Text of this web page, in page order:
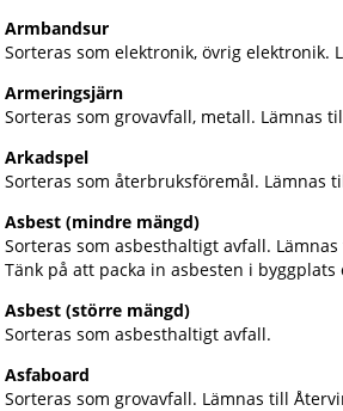
Armbandsur
Sorteras som elektronik, övrig elektronik.
Armeringsjärn
Sorteras som grovavfall, metall. Lämnas
Arkadspel
Sorteras som återbruksföremål. Lämnas
Asbest (mindre mängd)
Sorteras som asbesthaltigt avfall.
Tänk på att packa in asbesten i
Asbest (större mängd)
Sorteras som asbesthaltigt avfall.
Asfaboard
Sorteras som grovavfall. Lämnas till